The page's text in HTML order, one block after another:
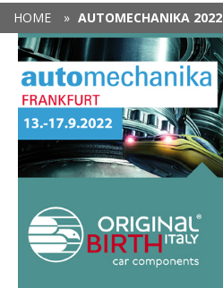
HOME » AUTOMECHANIKA 2022